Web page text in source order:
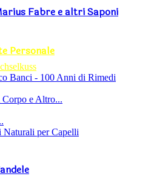
Fabre e altri Saponi
Personale
Banci - 100 Anni di Rimedi
e Altro...
Naturali per Capelli